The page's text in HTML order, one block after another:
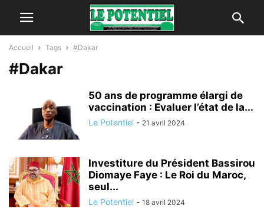
Accueil Tags #Dakar
#Dakar
50 ans de programme élargi de
vaccination : Evaluer l’état de la...
Le Potentiel - 21 avril 2024
Investiture du Président Bassirou
Diomaye Faye : Le Roi du Maroc,
seul...
Le Potentiel - 18 avril 2024